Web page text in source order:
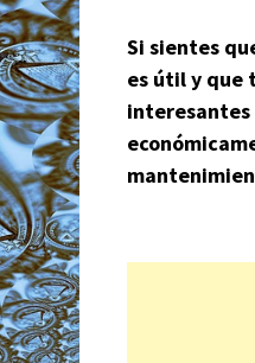
Si sientes
es útil y que
interesantes